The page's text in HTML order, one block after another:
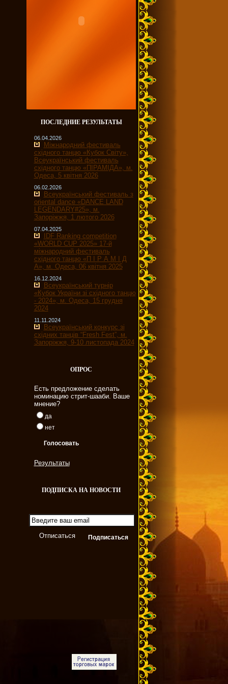
ПОСЛЕДНИЕ РЕЗУЛЬТАТЫ
06.04.2026
Міжнародний фестиваль
східного танцю «Кубок Світу»,
Всеукраїнський фестиваль
східного танцю «ПІРАМІДА», м.
Одеса, 5 квітня 2026
06.02.2026
Всеукраїнський фестиваль з
oriental dance «DANCE LAND
LEGENDARY#25», м.
Запоріжжя, 1 лютого 2026
07.04.2025
IDF Ranking competition
«WORLD CUP 2025» 17-й
міжнародний фестиваль
східного танцю «П І Р А М І Д
А», м. Одеса, 06 квітня 2025
16.12.2024
Всеукраїнський турнір
«Кубок України зі східного танцю
- 2024», м. Одеса, 15 грудня
2024
11.11.2024
Всеукраїнський конкурс зі
східних танців “Fresh Fest”, м.
Запоріжжя, 9-10 листопада 2024
ОПРОС
Есть предложение сделать
номинацию стрит-шааби. Ваше
мнение?
да
нет
Результаты
ПОДПИСКА НА НОВОСТИ
Отписаться